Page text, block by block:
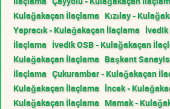
Kulağakaçan İlaçlama Kızılay -
Yapracık - Kulağakaçan İlaçlama
İlaçlama İvedik OSB - Kulağakaçan
Kulağakaçan İlaçlama Başkent
İlaçlama Çukurambar - Kulağakaçan
Kulağakaçan İlaçlama İncek -
Kulağakaçan İlaçlama Mamak -